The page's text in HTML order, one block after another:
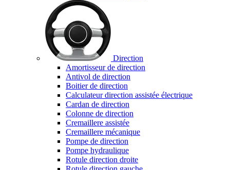
Direction
Amortisseur de direction
Antivol de direction
Boitier de direction
Calculateur direction assistée électrique
Cardan de direction
Colonne de direction
Cremaillere assistée
Cremaillere mécanique
Pompe de direction
Pompe hydraulique
Rotule direction droite